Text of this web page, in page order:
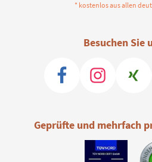
* kostenlos aus allen
Besuchen Sie
Geprüfte und mehrfach